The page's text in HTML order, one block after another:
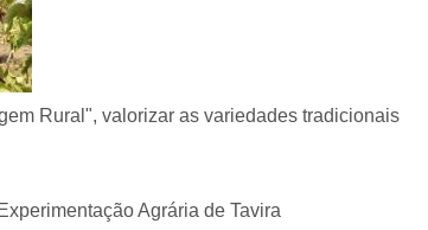
Rural", valorizar as variedades tradicionais
Agrária de Tavira